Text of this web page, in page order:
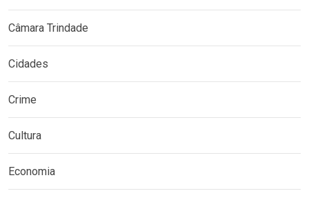
Câmara Trindade
Cidades
Crime
Cultura
Economia